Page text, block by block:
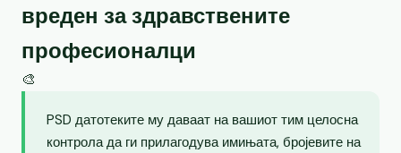
вреден за здравствените
професионалци
🎨
PSD датотеките му даваат на вашиот тим целосна
контрола да ги прилагодува имињата, бројевите на